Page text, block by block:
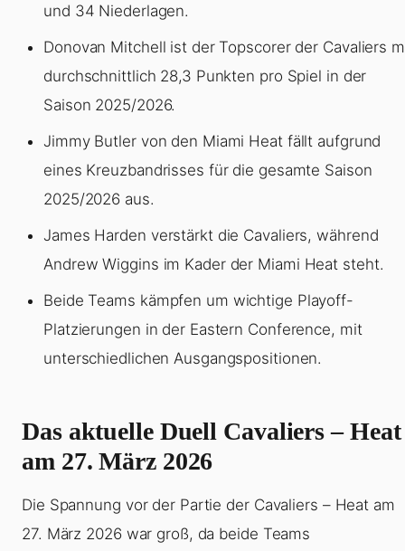
und 34 Niederlagen.
Donovan Mitchell ist der Topscorer der Cavaliers
durchschnittlich 28,3 Punkten pro Spiel in der
Saison 2025/2026.
Jimmy Butler von den Miami Heat fällt aufgrund
eines Kreuzbandrisses für die gesamte Saison
2025/2026 aus.
James Harden verstärkt die Cavaliers, während
Andrew Wiggins im Kader der Miami Heat steht.
Beide Teams kämpfen um wichtige Playoff-
Platzierungen in der Eastern Conference, mit
unterschiedlichen Ausgangspositionen.
Das aktuelle Duell Cavaliers – Heat
am 27. März 2026
Die Spannung vor der Partie der Cavaliers – Heat am
27. März 2026 war groß, da beide Teams